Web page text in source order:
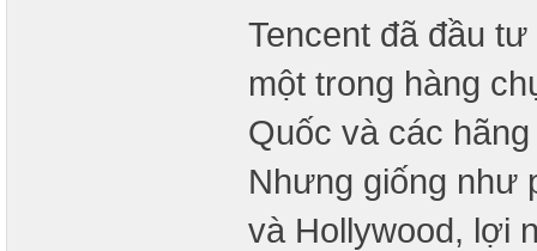
Tencent đã đầu
một trong hàng
Quốc và các
Nhưng giống như
và Hollywood, lợi